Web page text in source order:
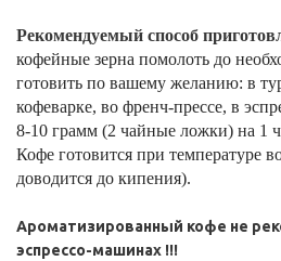
Рекомендуемый способ
кофейные зерна помолоть до
готовить по вашему желанию: в
кофеварке, во френч-прессе, в
8-10 грамм (2 чайные ложки) на 1
Кофе готовится при температуре
доводится до кипения).
Ароматизированный кофе не
эспрессо-машинах !!!